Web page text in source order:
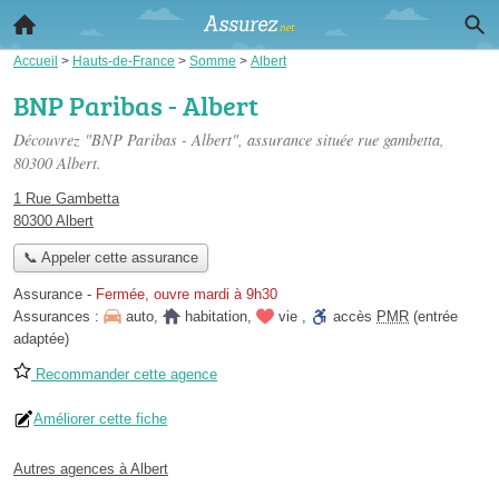
Accueil > Hauts-de-France > Somme > Albert
BNP Paribas - Albert
Découvrez "BNP Paribas - Albert", assurance située rue gambetta,
80300 Albert.
1 Rue Gambetta
80300 Albert
📞 Appeler cette assurance
Assurance - Fermée, ouvre mardi à 9h30
Assurances :
auto, habitation, vie , accès PMR (entrée
adaptée)
Recommander cette agence
Améliorer cette fiche
Autres agences à Albert